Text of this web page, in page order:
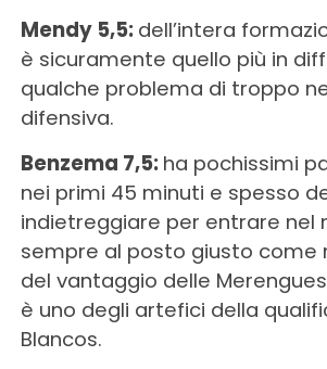
Mendy 5,5: dell’intera
è sicuramente quello più in
qualche problema di troppo
difensiva.
Benzema 7,5: ha pochissimi
nei primi 45 minuti e spesso
indietreggiare per entrare nel
sempre al posto giusto come
del vantaggio delle
è uno degli artefici della
Blancos.